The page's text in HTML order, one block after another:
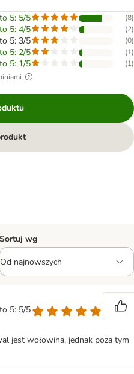
5: 5/5 (8)
5: 4/5 (2)
5: 3/5 (0)
5: 2/5 (1)
5: 1/5 (1)
Sortuj wg
5: 5/5
jest wołowina, jednak poza tym